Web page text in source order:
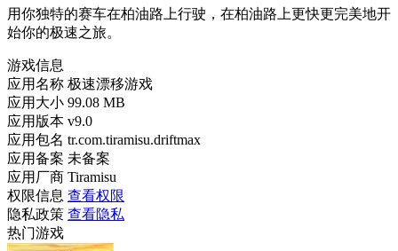
用你独特的赛车在柏油路上行驶，在柏油路上更快更完美地开
始你的极速之旅。
游戏信息
应用名称 极速漂移游戏
应用大小 99.08 MB
应用版本 v9.0
应用包名 tr.com.tiramisu.driftmax
应用备案 未备案
应用厂商 Tiramisu
权限信息 查看权限
隐私政策 查看隐私
热门游戏